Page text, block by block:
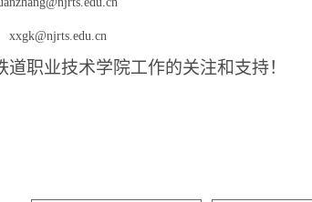
xxgk@njrts.edu.cn
道职业技术学院工作的关注和支持！